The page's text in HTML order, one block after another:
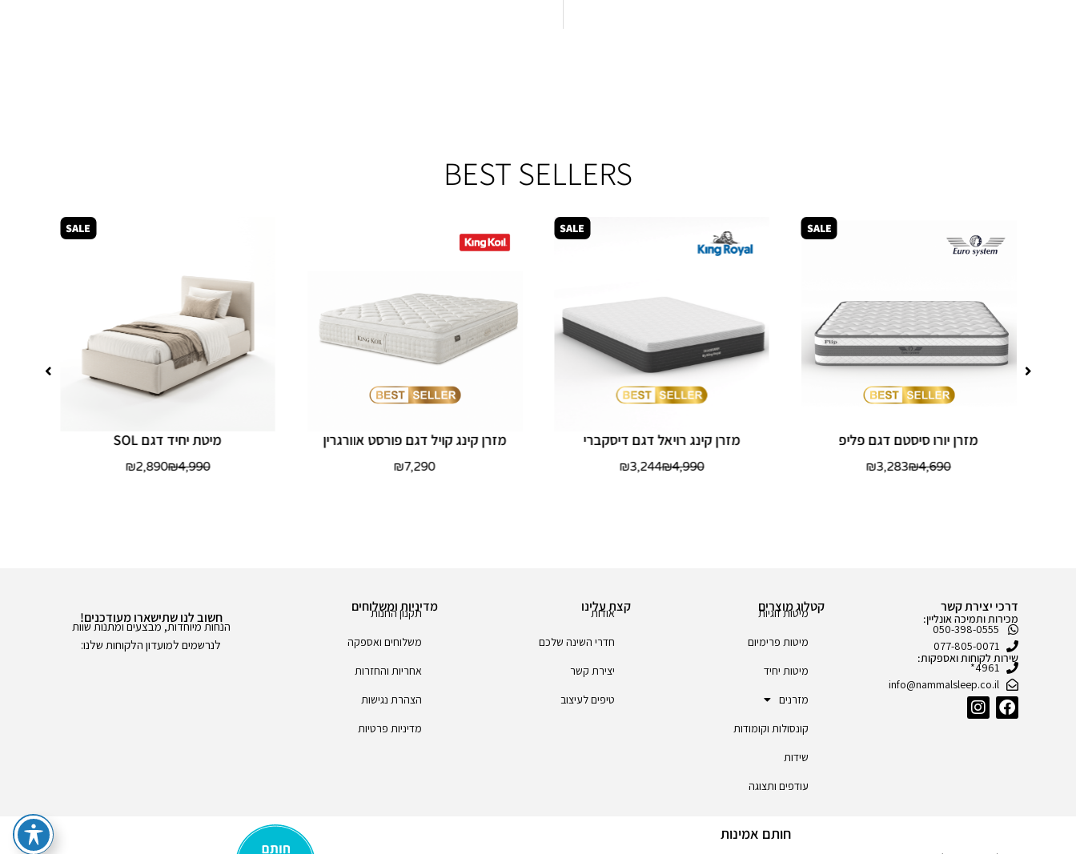
BEST SELLERS
מזרן יורו סיסטם דגם פליפ
₪4,690
₪3,283
SALE
מזרן קינג רויאל דגם דיסקברי
₪4,990
₪3,244
SALE
מזרן קינג קויל דגם פורסט אוורגרין
₪7,290
מיטת יחיד דגם SOL
₪4,990
₪2,890
SALE
דרכי יצירת קשר
מכירות ותמיכה אונליין:
050-398-0555
077-805-0071
שירות לקוחות ואספקות:
4961*
info@nammalsleep.co.il
קטלוג מוצרים
מיטות זוגיות
מיטות פרימיום
מיטות יחיד
מזרנים
קונסולות וקומודות
שידות
עודפים ותצוגה
קצת עלינו
אודות
חדרי השינה שלכם
יצירת קשר
טיפים לעיצוב
מדיניות ומשלוחים
תקנון החנות
משלוחים ואספקה
אחריות והחזרות
הצהרת נגישות
מדיניות פרטיות
חשוב לנו שתישארו מעודכנים!
הנחות מיוחדות, מבצעים ומתנות שוות
לנרשמים למועדון הלקוחות שלנו:
חותם אמינות